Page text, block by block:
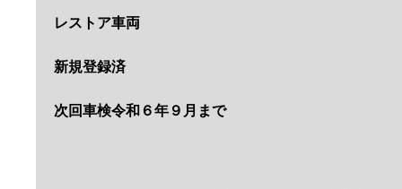
レストア車両
新規登録済
次回車検令和６年９月まで